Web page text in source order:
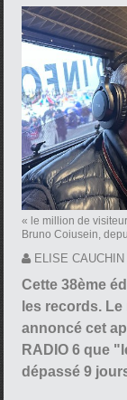
« le million de
Bruno Coiusein,
ELISE CAUCHIN
Cette 38ème
les records.
annoncé cet
RADIO 6 que
dépassé 9